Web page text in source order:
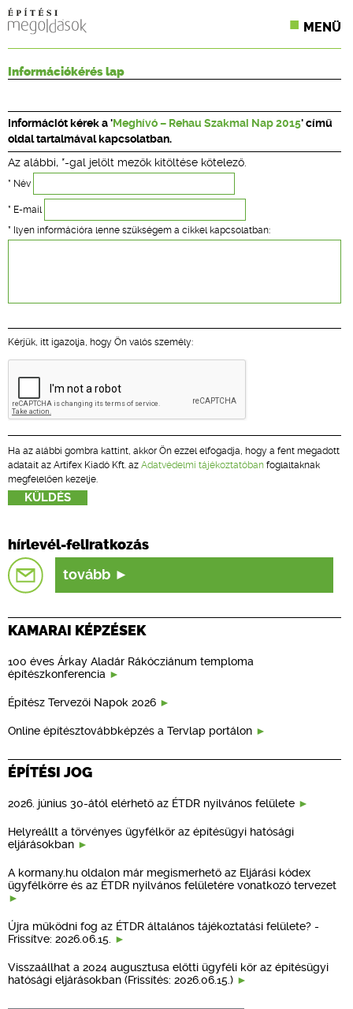
MENÜ
CPR TERMÉKKIÍRÁS
ÉPÍTÉSI JOG
ONLINE KÉPZÉSEK
TERVEZÉSI SEGÉDLETEK
Információkérés lap
Információt kérek a ' Meghívó – Rehau Szakmai Nap 2015' című
oldal tartalmával kapcsolatban.
Az alábbi, *-gal jelölt mezők kitöltése kötelező.
* Név
* E-mail
* Ilyen információra lenne szükségem a cikkel kapcsolatban:
Kérjük, itt igazolja, hogy Ön valós személy:
Ha az alábbi gombra kattint, akkor Ön ezzel elfogadja, hogy a fent megadott
adatait az Artifex Kiadó Kft. az Adatvédelmi tájékoztatóban foglaltaknak
megfelelően kezelje.
hírlevél-feliratkozás
tovább
KAMARAI KÉPZÉSEK
100 éves Árkay Aladár Rákócziánum temploma
építészkonferencia
Építész Tervezői Napok 2026
Online építésztovábbképzés a Tervlap portálon
ÉPÍTÉSI JOG
2026. június 30-ától elérhető az ÉTDR nyilvános felülete
Helyreállt a törvényes ügyfélkör az építésügyi hatósági
eljárásokban
A kormany.hu oldalon már megismerhető az Eljárási kódex
ügyfélkörre és az ÉTDR nyilvános felületére vonatkozó tervezet
Újra működni fog az ÉTDR általános tájékoztatási felülete? -
Frissítve: 2026.06.15.
Visszaállhat a 2024 augusztusa előtti ügyféli kör az építésügyi
hatósági eljárásokban (Frissítés: 2026.06.15.)